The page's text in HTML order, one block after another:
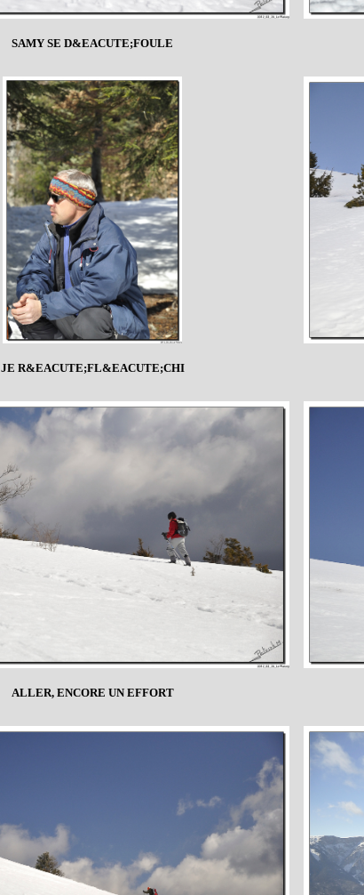
SAMY SE D&EACUTE;FOULE
JE R&EACUTE;FL&EACUTE;CHI
ALLER, ENCORE UN EFFORT